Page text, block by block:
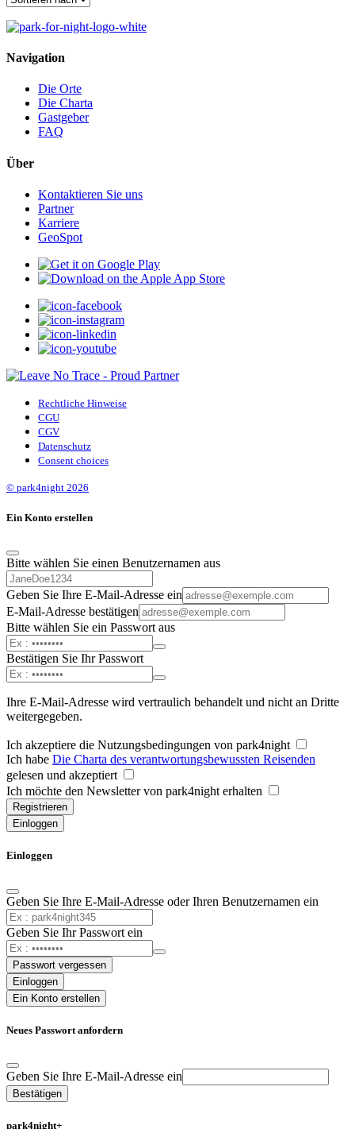
Navigation
Die Orte
Die Charta
Gastgeber
FAQ
Über
Kontaktieren Sie uns
Partner
Karriere
GeoSpot
Rechtliche Hinweise
CGU
CGV
Datenschutz
Consent choices
© park4night 2026
Ein Konto erstellen
Bitte wählen Sie einen Benutzernamen aus
Geben Sie Ihre E-Mail-Adresse ein
E-Mail-Adresse bestätigen
Bitte wählen Sie ein Passwort aus
Bestätigen Sie Ihr Passwort
Ihre E-Mail-Adresse wird vertraulich behandelt und nicht an Dritte
weitergegeben.
Ich akzeptiere die Nutzungsbedingungen von park4night
Ich habe Die Charta des verantwortungsbewussten Reisenden
gelesen und akzeptiert
Ich möchte den Newsletter von park4night erhalten
Registrieren
Einloggen
Einloggen
Geben Sie Ihre E-Mail-Adresse oder Ihren Benutzernamen ein
Geben Sie Ihr Passwort ein
Passwort vergessen
Einloggen
Ein Konto erstellen
Neues Passwort anfordern
Geben Sie Ihre E-Mail-Adresse ein
Bestätigen
park4night+